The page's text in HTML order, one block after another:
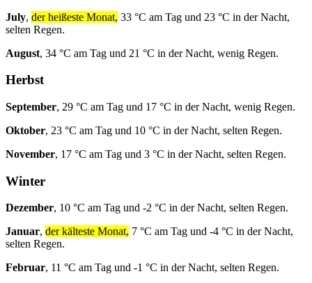
July, der heißeste Monat, 33 °C am Tag und 23 °C in der Nacht,
selten Regen.
August, 34 °C am Tag und 21 °C in der Nacht, wenig Regen.
Herbst
September, 29 °C am Tag und 17 °C in der Nacht, wenig Regen.
Oktober, 23 °C am Tag und 10 °C in der Nacht, selten Regen.
November, 17 °C am Tag und 3 °C in der Nacht, selten Regen.
Winter
Dezember, 10 °C am Tag und -2 °C in der Nacht, selten Regen.
Januar, der kälteste Monat, 7 °C am Tag und -4 °C in der Nacht,
selten Regen.
Februar, 11 °C am Tag und -1 °C in der Nacht, selten Regen.